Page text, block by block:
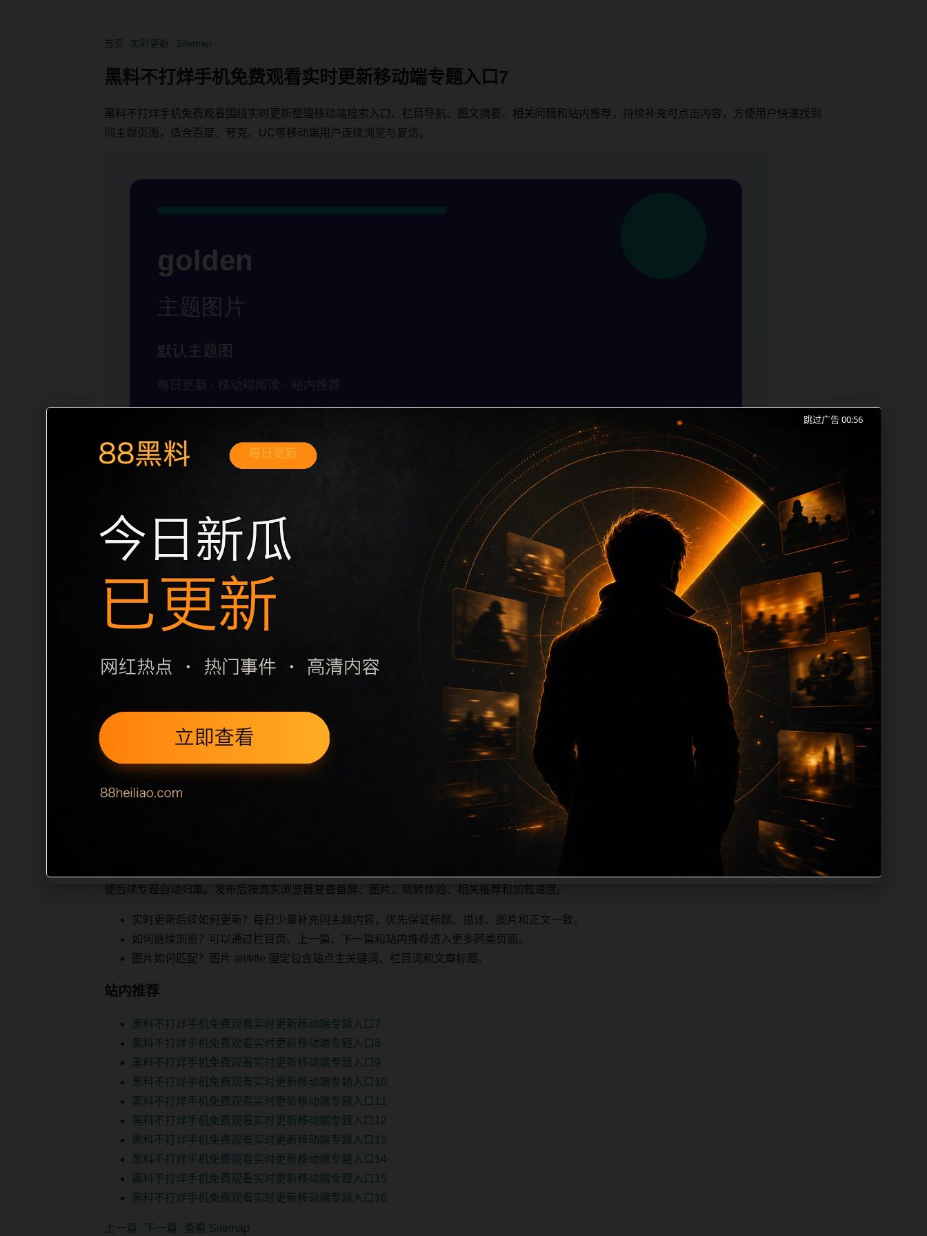
首页 实时更新 Sitemap
黑料不打烊手机免费观看实时更新移动端专题入口7
黑料不打烊手机免费观看围绕实时更新整理移动端搜索入口、栏目导航、图文摘要、相关问题和站内推荐，持续补充可点击内容，方便用户快速找到
同主题页面，适合百度、夸克、UC等移动端用户连续浏览与复访。
黑料不打烊手机免费观看实时更新移动端专题入口7面向移动端用户的连续浏览场景整理，核心围绕黑料不打烊手机免费观看、实时更新和同类长尾
需求展开。页面先给出清晰主题，再把相关入口、同类推荐和上下文说明放在同一层级，减少用户来回搜索的成本。内容更新时优先保留真实可点击
入口、稳定标题、明确描述和本地主题图，避免只堆关键词而没有可读信息。第7篇内容用于补齐栏目深度，同时帮助 sitemap、栏目页、首页推荐
形成更自然的内链关系。图片说明统一绑定站点主关键词、栏目词和文章标题，让搜索引擎能够从标题、正文、图片 alt、title
栏目内容归集
之间识别一致主题。后续每日采集时，建议继续执行远程图片本地化、坏图默认图兜底、标题去重和 description 长度过滤。如果同一主题下有多个
相近页面，应通过不同角度补充事件背景、访问场景、相关问题或专题入口，降低站群页面之间的重复感。页面底部保留同类推荐、上一篇下一篇和
sitemap 入口，保证重要页面点击深度尽量控制在三次以内。正文维护时可按用户搜索路径补充三类信息：入口是否稳定、同栏目还有哪些可继续阅
读、移动端打开时图片和摘要是否一致。每次新增内容后同步检查标题、description、canonical、主题图、alt、title和推荐链接，确保页面既能被搜
索引擎理解，也能让真实
用户顺着栏目继续浏览。同站连续更新时避免重复标题和重复首段，优先补充不同关键词、不同栏目词和不同问题角度。栏目页则保留清晰入口，方
便后续专题自动归集。发布后按真实浏览器复查首屏、图片、跳转体验、相关推荐和加载速度。
实时更新后续如何更新？每日少量补充同主题内容，优先保证标题、描述、图片和正文一致。
如何继续浏览？可以通过栏目页、上一篇、下一篇和站内推荐进入更多同类页面。
图片如何匹配？图片 alt/title 固定包含站点主关键词、栏目词和文章标题。
站内推荐
黑料不打烊手机免费观看实时更新移动端专题入口7
黑料不打烊手机免费观看实时更新移动端专题入口8
黑料不打烊手机免费观看实时更新移动端专题入口9
黑料不打烊手机免费观看实时更新移动端专题入口10
黑料不打烊手机免费观看实时更新移动端专题入口11
黑料不打烊手机免费观看实时更新移动端专题入口12
黑料不打烊手机免费观看实时更新移动端专题入口13
黑料不打烊手机免费观看实时更新移动端专题入口14
黑料不打烊手机免费观看实时更新移动端专题入口15
黑料不打烊手机免费观看实时更新移动端专题入口16
上一篇 下一篇 查看 Sitemap
跳过广告 00:55